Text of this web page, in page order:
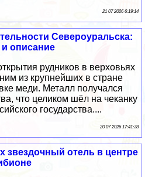
21 07 2026 6:19:14
Североуральска:
и описание
рудников в верховьях
из крупнейших в стране
меди. Металл получался
что целиком шёл на чеканку
государства....
20 07 2026 17:41:38
звездочный отель в центре